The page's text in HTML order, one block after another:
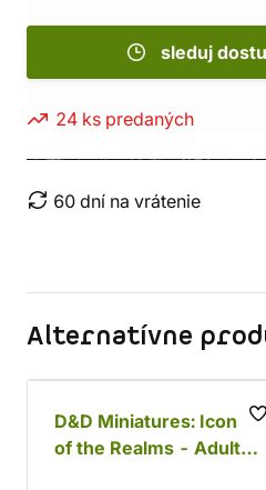
sleduj
24 ks predaných
60 dní na vrátenie
Alternatívne
D&D Miniatures: Icons
of the Realms - Adult